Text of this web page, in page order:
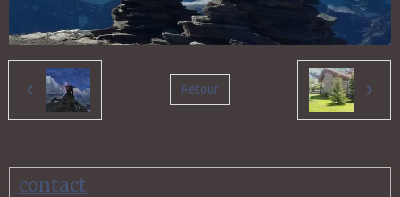
Retour
contact